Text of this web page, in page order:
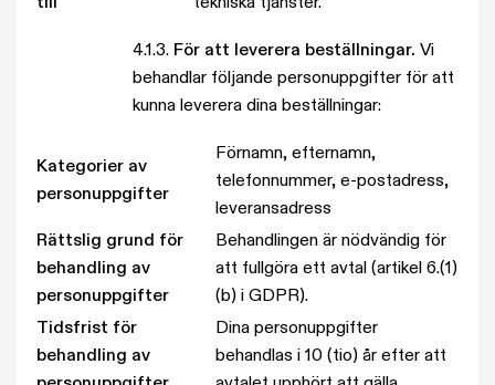
4.1.3. För att leverera beställningar. Vi
behandlar följande personuppgifter för att
kunna leverera dina beställningar:
Kategorier av
personuppgifter
Förnamn, efternamn,
telefonnummer, e-postadress,
leveransadress
Rättslig grund för
behandling av
personuppgifter
Behandlingen är nödvändig för
att fullgöra ett avtal (artikel 6.(1)
(b) i GDPR).
Tidsfrist för
behandling av
Dina personuppgifter
behandlas i 10 (tio) år efter att